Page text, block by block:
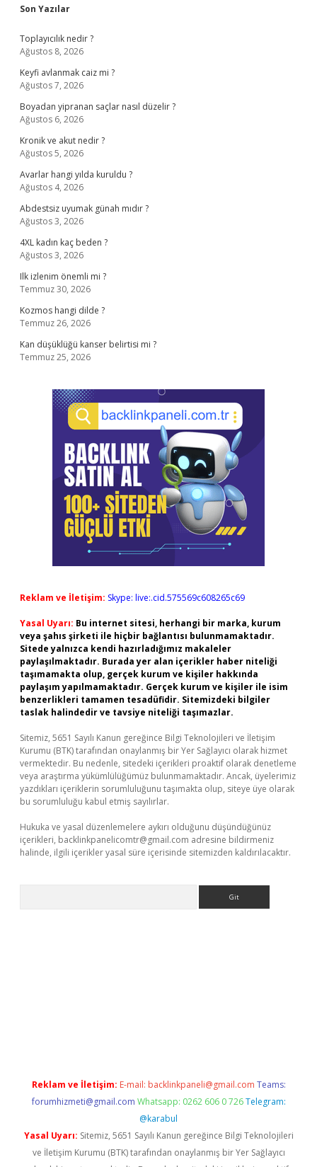
Sidebar
Son Yazılar
Toplayıcılık nedir ?
Ağustos 8, 2026
Keyfi avlanmak caiz mi ?
Ağustos 7, 2026
Boyadan yipranan saçlar nasıl düzelir ?
Ağustos 6, 2026
Kronik ve akut nedir ?
Ağustos 5, 2026
Avarlar hangi yılda kuruldu ?
Ağustos 4, 2026
Abdestsiz uyumak günah mıdır ?
Ağustos 3, 2026
4XL kadın kaç beden ?
Ağustos 3, 2026
Ilk izlenim önemli mi ?
Temmuz 30, 2026
Kozmos hangi dilde ?
Temmuz 26, 2026
Kan düşüklüğü kanser belirtisi mi ?
Temmuz 25, 2026
Reklam ve İletişim: Skype: live:.cid.575569c608265c69
Yasal Uyarı: Bu internet sitesi, herhangi bir marka, kurum
veya şahıs şirketi ile hiçbir bağlantısı bulunmamaktadır.
Sitede yalnızca kendi hazırladığımız makaleler
paylaşılmaktadır. Burada yer alan içerikler haber niteliği
taşımamakta olup, gerçek kurum ve kişiler hakkında
paylaşım yapılmamaktadır. Gerçek kurum ve kişiler ile isim
benzerlikleri tamamen tesadüfidir. Sitemizdeki bilgiler
taslak halindedir ve tavsiye niteliği taşımazlar.
Sitemiz, 5651 Sayılı Kanun gereğince Bilgi Teknolojileri ve İletişim
Kurumu (BTK) tarafından onaylanmış bir Yer Sağlayıcı olarak hizmet
vermektedir. Bu nedenle, sitedeki içerikleri proaktif olarak denetleme
veya araştırma yükümlülüğümüz bulunmamaktadır. Ancak, üyelerimiz
yazdıkları içeriklerin sorumluluğunu taşımakta olup, siteye üye olarak
bu sorumluluğu kabul etmiş sayılırlar.
Hukuka ve yasal düzenlemelere aykırı olduğunu düşündüğünüz
içerikleri, backlinkpanelicomtr@gmail.com adresine bildirmeniz
halinde, ilgili içerikler yasal süre içerisinde sitemizden kaldırılacaktır.
Reklam ve İletişim: E-mail: backlinkpaneli@gmail.com Teams:
forumhizmeti@gmail.com Whatsapp: 0262 606 0 726 Telegram:
@karabul
Yasal Uyarı: Sitemiz, 5651 Sayılı Kanun gereğince Bilgi Teknolojileri
ve İletişim Kurumu (BTK) tarafından onaylanmış bir Yer Sağlayıcı